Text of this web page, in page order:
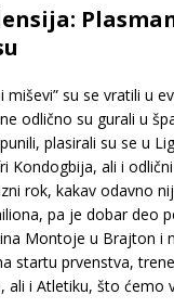
miševi” su se vratili u
odlično su gurali u
plasirali su se u
Kondogbija, ali i
rok, kakav odavno
pa je dobar deo
Montoje u Brajton i
startu prvenstva,
ali i Atletiku, što ćemo